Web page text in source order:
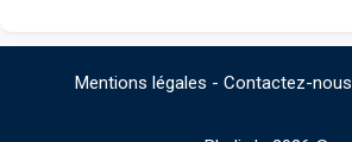
Mentions légales - Contactez-nous